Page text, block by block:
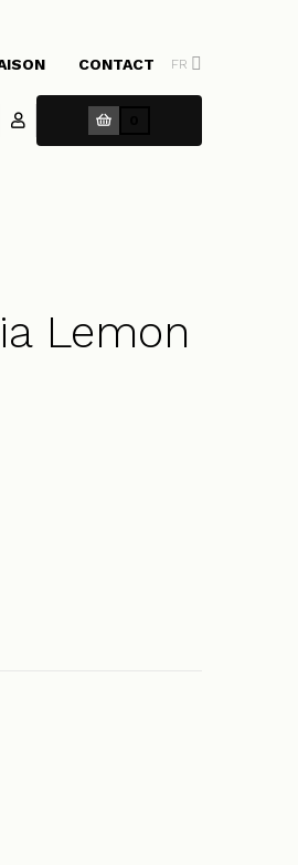
CONTACT FR
Lemon